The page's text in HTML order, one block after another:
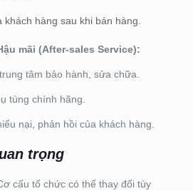
hàng sau khi bán hàng.
mãi (After-sales Service):
tâm bảo hành, sửa chữa.
tùng chính hãng.
nại, phản hồi của khách hàng.
trọng
cấu tổ chức có thể thay đổi tùy